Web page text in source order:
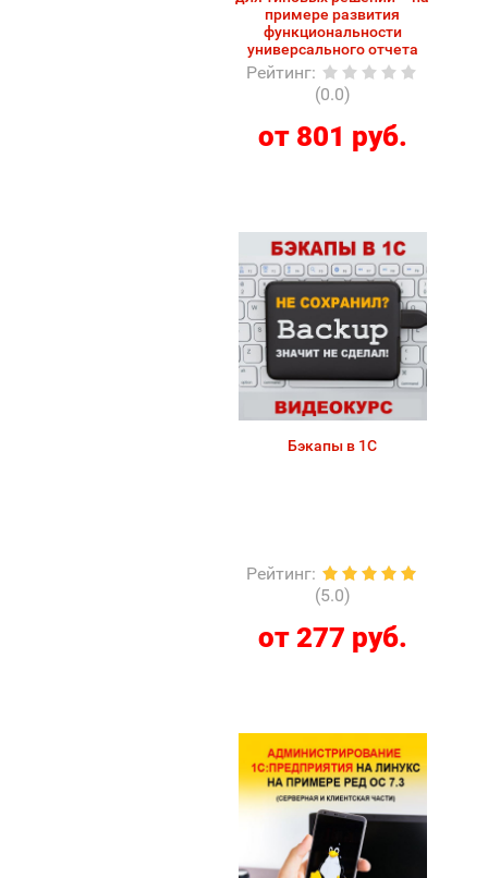
примере развития
функциональности
универсального отчета
Рейтинг:
(0.0)
от 801 руб.
Бэкапы в 1С
Рейтинг:
(5.0)
от 277 руб.